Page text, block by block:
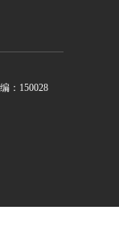
：150028